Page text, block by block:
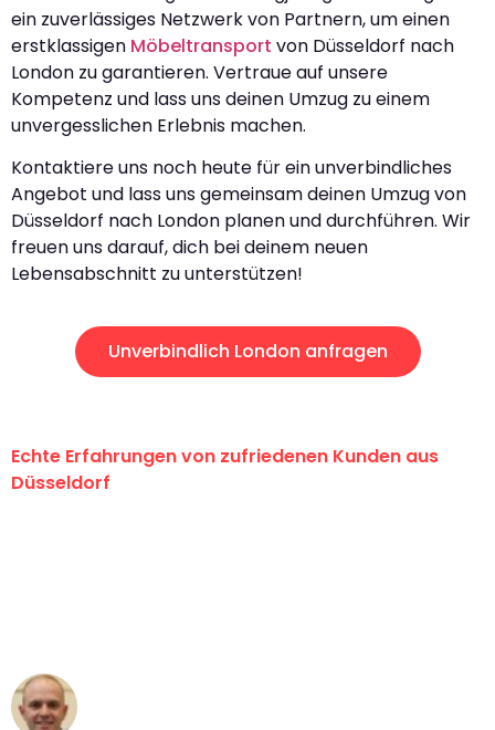
ein zuverlässiges Netzwerk von Partnern, um einen
erstklassigen Möbeltransport von Düsseldorf nach
London zu garantieren. Vertraue auf unsere
Kompetenz und lass uns deinen Umzug zu einem
unvergesslichen Erlebnis machen.
Kontaktiere uns noch heute für ein unverbindliches
Angebot und lass uns gemeinsam deinen Umzug von
Düsseldorf nach London planen und durchführen. Wir
freuen uns darauf, dich bei deinem neuen
Lebensabschnitt zu unterstützen!
Unverbindlich London anfragen
Echte Erfahrungen von zufriedenen Kunden aus
Düsseldorf